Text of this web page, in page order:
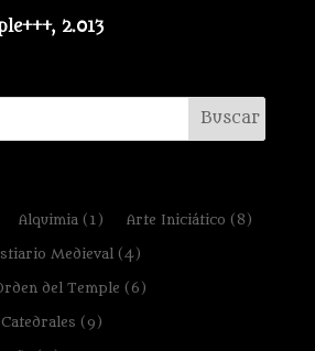
2.013
Alquimia (1) Arte Iniciático (8)
Medieval (4)
del Temple (6)
Catedrales (9)